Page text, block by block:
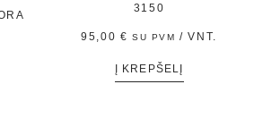
3150
95,00 € SU PVM / VNT.
Į KREPŠELĮ